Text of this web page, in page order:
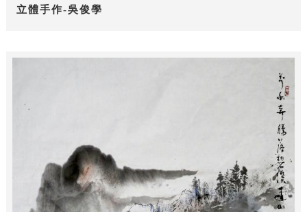
立體手作-吳俊學